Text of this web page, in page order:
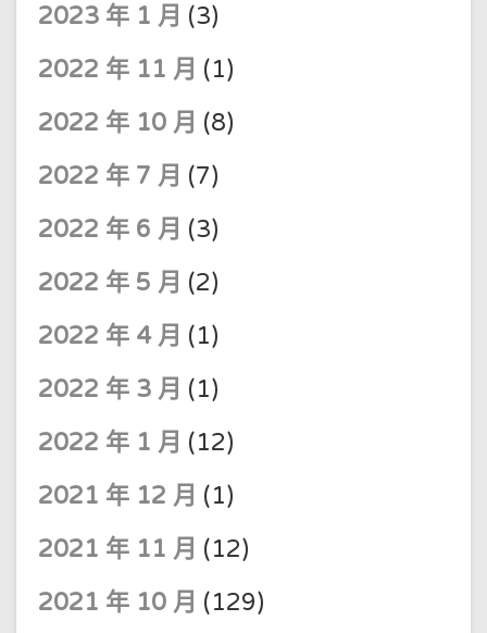
2023 年 1 月 (3)
2022 年 11 月 (1)
2022 年 10 月 (8)
2022 年 7 月 (7)
2022 年 6 月 (3)
2022 年 5 月 (2)
2022 年 4 月 (1)
2022 年 3 月 (1)
2022 年 1 月 (12)
2021 年 12 月 (1)
2021 年 11 月 (12)
2021 年 10 月 (129)